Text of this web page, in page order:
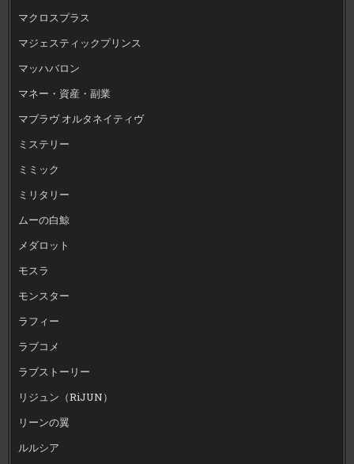
マクロスプラス
マジェスティックプリンス
マッハバロン
マネー・資産・副業
マブラヴ オルタネイティヴ
ミステリー
ミミック
ミリタリー
ムーの白鯨
メダロット
モスラ
モンスター
ラフィー
ラブコメ
ラブストーリー
リジュン（RiJUN）
リーンの翼
ルルシア